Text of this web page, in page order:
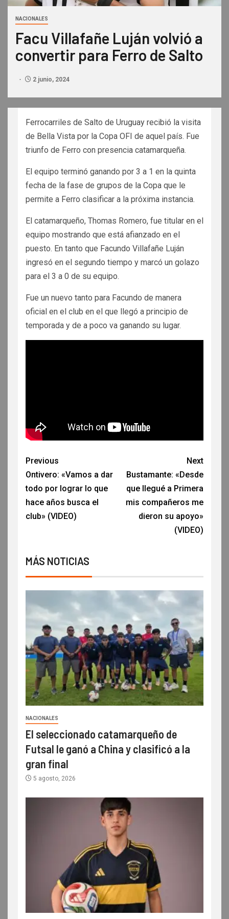
NACIONALES
Facu Villafañe Luján volvió a
convertir para Ferro de Salto
2 junio, 2024
Ferrocarriles de Salto de Uruguay recibió la visita
de Bella Vista por la Copa OFI de aquel país. Fue
triunfo de Ferro con presencia catamarqueña.
El equipo terminó ganando por 3 a 1 en la quinta
fecha de la fase de grupos de la Copa que le
permite a Ferro clasificar a la próxima instancia.
El catamarqueño, Thomas Romero, fue titular en el
equipo mostrando que está afianzado en el
puesto. En tanto que Facundo Villafañe Luján
ingresó en el segundo tiempo y marcó un golazo
para el 3 a 0 de su equipo.
Fue un nuevo tanto para Facundo de manera
oficial en el club en el que llegó a principio de
temporada y de a poco va ganando su lugar.
Previous
Ontivero: «Vamos a dar
todo por lograr lo que
hace años busca el
club» (VIDEO)
Next
Bustamante: «Desde
que llegué a Primera
mis compañeros me
dieron su apoyo»
(VIDEO)
MÁS NOTICIAS
NACIONALES
El seleccionado catamarqueño de
Futsal le ganó a China y clasificó a la
gran final
5 agosto, 2026